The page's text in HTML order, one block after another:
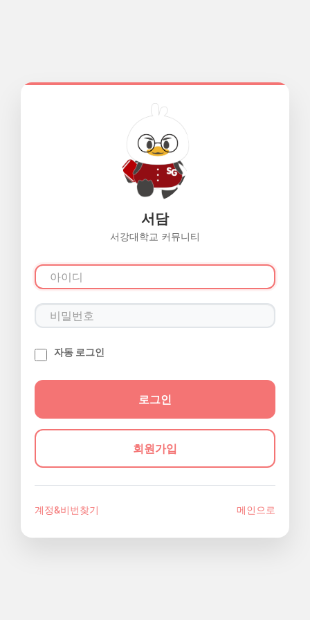
서담
서강대학교 커뮤니티
자동 로그인
회원가입
계정&비번찾기 메인으로